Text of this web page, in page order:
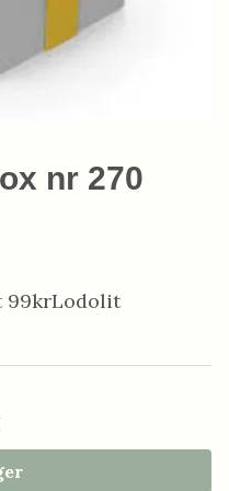
nr 270
99krLodolit